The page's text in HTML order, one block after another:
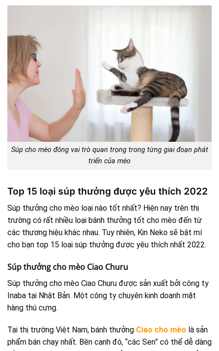
Súp cho mèo đóng vai trò quan trọng trong từng giai đoạn phát
triển của mèo
Top 15 loại súp thưởng được yêu thích 2022
Súp thưởng cho mèo loại nào tốt nhất? Hiện nay trên thị
trường có rất nhiều loại bánh thưởng tốt cho mèo đến từ
các thương hiệu khác nhau. Tuy nhiên, Kin Neko sẽ bật mí
cho bạn top 15 loại súp thưởng được yêu thích nhất 2022.
Súp thưởng cho mèo Ciao Churu
Súp thưởng cho mèo Ciao Churu được sản xuất bởi công ty
Inaba tại Nhật Bản. Một công ty chuyên kinh doanh mặt
hàng thú cưng.
Tại thị trường Việt Nam, bánh thưởng Ciao cho mèo là sản
phẩm bán chạy nhất. Bên cạnh đó, “các Sen” có thể dễ dàng